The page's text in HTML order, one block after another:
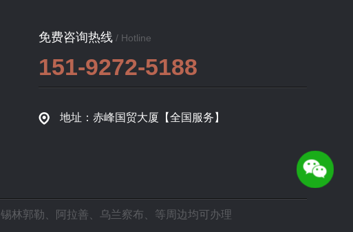
免费咨询热线 / Hotline
151-9272-5188
地址：赤峰国贸大厦【全国服务】
锡林郭勒 阿拉善 乌兰察布 、等周边均可办理